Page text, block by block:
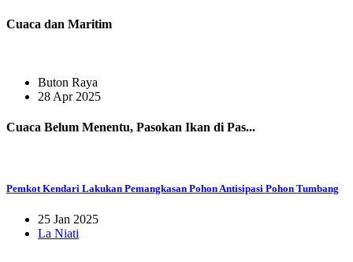
Cuaca dan Maritim
Buton Raya
28 Apr 2025
Cuaca Belum Menentu, Pasokan Ikan di Pas...
Pemkot Kendari Lakukan Pemangkasan Pohon Antisipasi Pohon Tumbang
25 Jan 2025
La Niati